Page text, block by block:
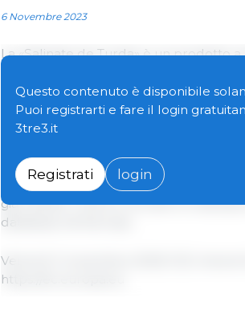
6 Novembre 2023
La «Salinate de Turda» è un prodotto
[petto] e pulpă [prosciutto], salati
viene aggiunto una varietà di spezie,
per 5-7 giorni, affumicati su legno duro
Questa nuova denominazione si
già tutelati. L'elenco di tutte le
database eAmbrosia...
Venerdì 3 novembre 2023/ CE/ Unione
https://ec.europa.eu
Questo contenuto è disponibile
Puoi registrarti e fare il login
3tre3.it
Registrati login